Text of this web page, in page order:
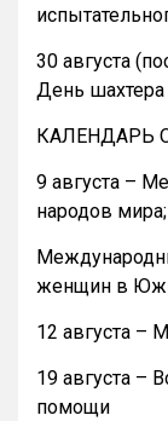
30 августа
День шахтера
КАЛЕНДАРЬ
9 августа –
народов мира;
женщин в
12 августа –
19 августа –
помощи